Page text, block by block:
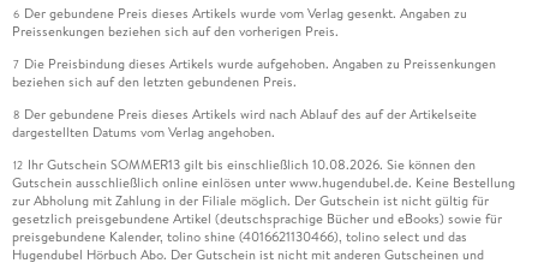
6 Der gebundene Preis dieses Artikels wurde vom Verlag gesenkt. Angaben zu
Preissenkungen beziehen sich auf den vorherigen Preis.
7 Die Preisbindung dieses Artikels wurde aufgehoben. Angaben zu Preissenkungen
beziehen sich auf den letzten gebundenen Preis.
8 Der gebundene Preis dieses Artikels wird nach Ablauf des auf der Artikelseite
dargestellten Datums vom Verlag angehoben.
12 Ihr Gutschein SOMMER13 gilt bis einschließlich 10.08.2026. Sie können den
Gutschein ausschließlich online einlösen unter www.hugendubel.de. Keine Bestellung
zur Abholung mit Zahlung in der Filiale möglich. Der Gutschein ist nicht gültig für
gesetzlich preisgebundene Artikel (deutschsprachige Bücher und eBooks) sowie für
preisgebundene Kalender, tolino shine (4016621130466), tolino select und das
Hugendubel Hörbuch Abo. Der Gutschein ist nicht mit anderen Gutscheinen und